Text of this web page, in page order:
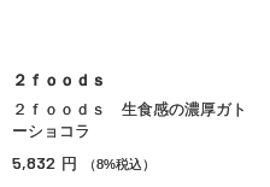
２ｆｏｏｄｓ
２ｆｏｏｄｓ 生食感の濃厚ガト
ーショコラ
5,832 円 （8%税込）